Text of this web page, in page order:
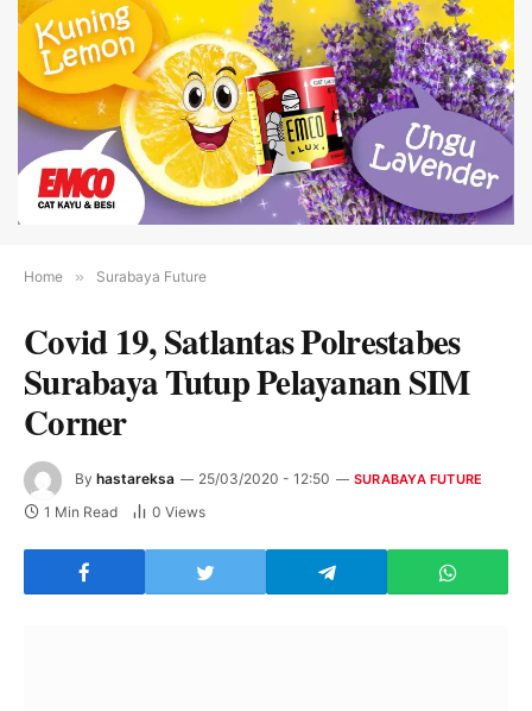
Home » Surabaya Future
Covid 19, Satlantas Polrestabes
Surabaya Tutup Pelayanan SIM
Corner
By hastareksa 25/03/2020 - 12:50 SURABAYA FUTURE
1 Min Read 0 Views